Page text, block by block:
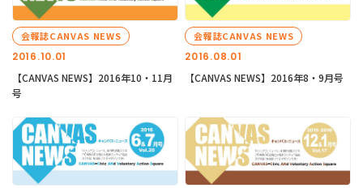
2016.10.01
会報誌CANVAS NEWS
【CANVAS NEWS】2016年10・11月
号
2016.08.01
会報誌CANVAS NEWS
【CANVAS NEWS】2016年8・9月号